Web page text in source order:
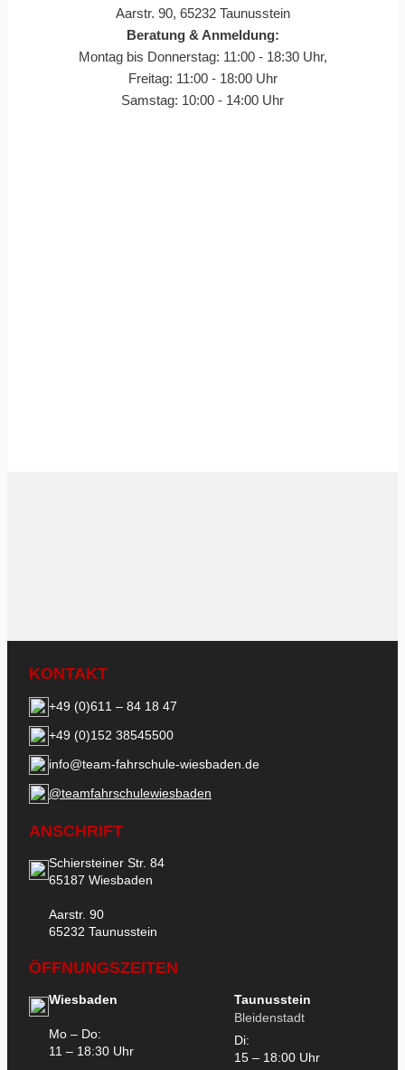
Aarstr. 90, 65232 Taunusstein
Beratung & Anmeldung:
Montag bis Donnerstag: 11:00 - 18:30 Uhr,
Freitag: 11:00 - 18:00 Uhr
Samstag: 10:00 - 14:00 Uhr
KONTAKT
+49 (0)611 – 84 18 47
+49 (0)152 38545500
info@team-fahrschule-wiesbaden.de
@teamfahrschulewiesbaden
ANSCHRIFT
Schiersteiner Str. 84
65187 Wiesbaden
Aarstr. 90
65232 Taunusstein
ÖFFNUNGSZEITEN
Wiesbaden
Mo – Do:
11 – 18:30 Uhr
Taunusstein
Bleidenstadt
Di:
15 – 18:00 Uhr